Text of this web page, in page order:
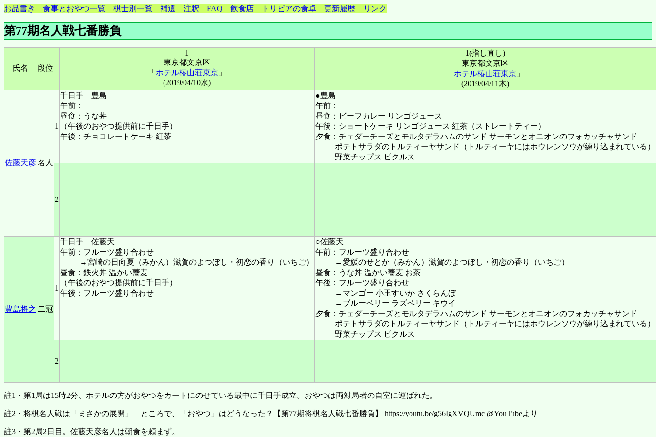
お品書き 食事とおやつ一覧 棋士別一覧 補遺 注釈 FAQ 飲食店 トリビアの食卓 更新履歴 リンク
第77期名人戦七番勝負
氏名 段位
1
東京都文京区
「 ホテル椿山荘東京 」
(2019/04/10水)
1(指し直し)
東京都文京区
「 ホテル椿山荘東京 」
(2019/04/11木)
佐藤天彦名人
1
千日手 豊島
午前：
昼食：うな丼
（午後のおやつ提供前に千日手）
午後：チョコレートケーキ 紅茶
●豊島
午前：
昼食：ビーフカレー リンゴジュース
午後：ショートケーキ リンゴジュース 紅茶（ストレートティー）
夕食：チェダーチーズとモルタデラハムのサンド サーモンとオニオンのフォカッチャサンド
ポテトサラダのトルティーヤサンド（トルティーヤにはホウレンソウが練り込まれている）
野菜チップス ピクルス
2
豊島将之 二冠
1
千日手 佐藤天
午前：フルーツ盛り合わせ
→宮崎の日向夏（みかん）滋賀のよつぼし・初恋の香り（いちご）
昼食：鉄火丼 温かい蕎麦
（午後のおやつ提供前に千日手）
午後：フルーツ盛り合わせ
○佐藤天
午前：フルーツ盛り合わせ
→愛媛のせとか（みかん）滋賀のよつぼし・初恋の香り（いちご）
昼食：うな丼 温かい蕎麦 お茶
午後：フルーツ盛り合わせ
→マンゴー 小玉すいか さくらんぼ
→ブルーベリー ラズベリー キウイ
夕食：チェダーチーズとモルタデラハムのサンド サーモンとオニオンのフォカッチャサンド
ポテトサラダのトルティーヤサンド（トルティーヤにはホウレンソウが練り込まれている）
野菜チップス ピクルス
2
註1・第1局は15時2分、ホテルの方がおやつをカートにのせている最中に千日手成立。おやつは両対局者の自室に運ばれた。
註2・‪将棋名人戦は「まさかの展開」 ところで、「おやつ」はどうなった？【第77期将棋名人戦七番勝負】 https://youtu.be/g56IgXVQUmc @YouTubeより‬
註3・第2局2日目。佐藤天彦名人は朝食を頼まず。